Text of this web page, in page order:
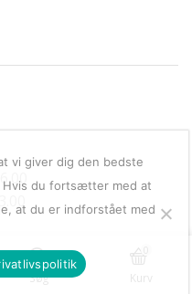
Søg Kurv
vi giver dig den bedste
Hvis du fortsætter med at
at du er indforstået med